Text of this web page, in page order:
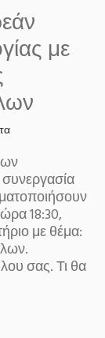
με
18:30,
με θέμα:
σας. Τι θα